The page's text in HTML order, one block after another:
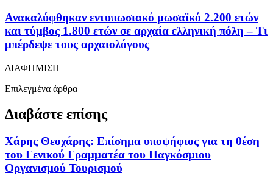
Ανακαλύφθηκαν εντυπωσιακό μωσαϊκό 2.200 ετών
και τύμβος 1.800 ετών σε αρχαία ελληνική πόλη – Τι
μπέρδεψε τους αρχαιολόγους
ΔΙΑΦΗΜΙΣΗ
Επιλεγμένα άρθρα
Διαβάστε επίσης
Χάρης Θεοχάρης: Επίσημα υποψήφιος για τη θέση
του Γενικού Γραμματέα του Παγκόσμιου
Οργανισμού Τουρισμού